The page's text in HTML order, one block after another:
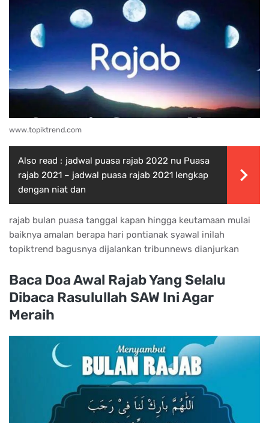
www.topiktrend.com
Also read : jadwal puasa rajab 2022 nu Puasa
rajab 2021 – jadwal puasa rajab 2021 lengkap
dengan niat dan
rajab bulan puasa tanggal kapan hingga keutamaan mulai
baiknya amalan berapa hari pontianak syawal inilah
topiktrend bagusnya dijalankan tribunnews dianjurkan
Baca Doa Awal Rajab Yang Selalu
Dibaca Rasulullah SAW Ini Agar
Meraih